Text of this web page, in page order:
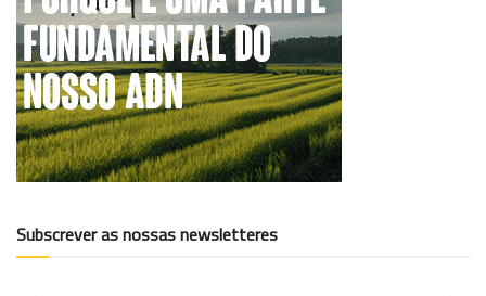
Subscrever as nossas newsletteres